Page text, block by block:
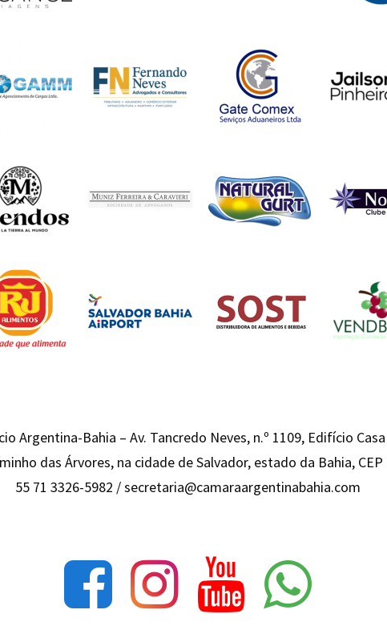
Argentina-Bahia – Av. Tancredo Neves, n.º 1109, Edifício
das Árvores, na cidade de Salvador, estado da Bahia, CEP
55 71 3326-5982 /secretaria@camaraargentinabahia.com